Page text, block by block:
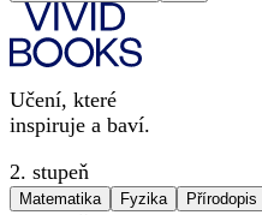
Učení, které
inspiruje a baví.
2. stupeň
Matematika Fyzika Přírodopis